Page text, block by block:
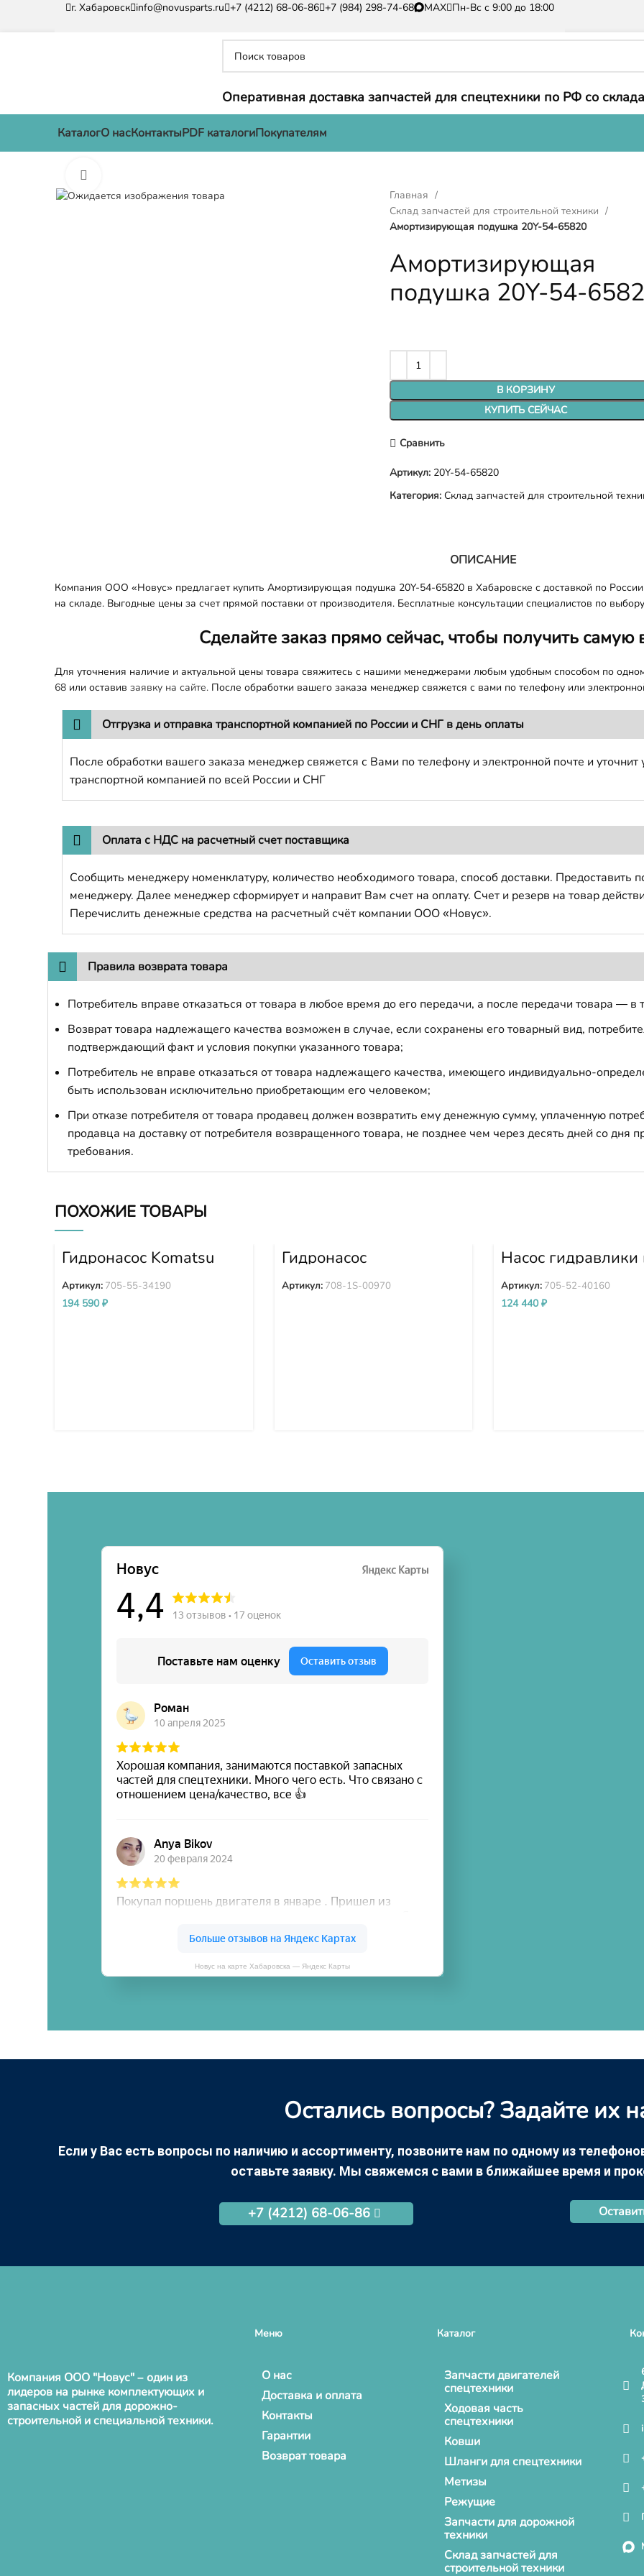
г. Хабаровск info@novusparts.ru +7 (4212) 68-06-86 +7 (984) 298-74-68 MAX Пн-Вс с 9:00 до 18:00
Оперативная доставка запчастей для спецтехники по РФ со
КаталогО насКонтактыPDF каталогиПокупателям
Главная
Склад запчастей для строительной техники
Амортизирующая подушка 20Y-54-65820
Амортизирующая
подушка 20Y-54-
В КОРЗИНУ
КУПИТЬ СЕЙЧАС
Сравнить
Артикул: 20Y-54-65820
Категория: Склад запчастей для строительной
ОПИСАНИЕ
Компания ООО «Новус» предлагает купить Амортизирующая подушка 20Y-54-65820 в Хабаровске с доставкой по
на складе. Выгодные цены за счет прямой поставки от производителя. Бесплатные консультации специалистов по
Сделайте заказ прямо сейчас, чтобы получить
Для уточнения наличие и актуальной цены товара свяжитесь с нашими менеджерами любым удобным способом по
68 или оставив заявку на сайте. После обработки вашего заказа менеджер свяжется с вами по телефону или
Отгрузка и отправка транспортной компанией по России и СНГ в день оплаты
После обработки вашего заказа менеджер свяжется с Вами по телефону и электронной почте и уточнит
транспортной компанией по всей России и СНГ
Оплата с НДС на расчетный счет поставщика
Сообщить менеджеру номенклатуру, количество необходимого товара, способ доставки.
менеджеру. Далее менеджер сформирует и направит Вам счет на оплату. Счет и резерв на товар
Перечислить денежные средства на расчетный счёт компании ООО «Новус».
Правила возврата товара
Потребитель вправе отказаться от товара в любое время до его передачи, а после передачи товара — в
Возврат товара надлежащего качества возможен в случае, если сохранены его товарный вид,
подтверждающий факт и условия покупки указанного товара;
Потребитель не вправе отказаться от товара надлежащего качества, имеющего индивидуально-
быть использован исключительно приобретающим его человеком;
При отказе потребителя от товара продавец должен возвратить ему денежную сумму, уплаченную
продавца на доставку от потребителя возвращенного товара, не позднее чем через десять дней со дня
требования.
ПОХОЖИЕ ТОВАРЫ
Гидронасос Komatsu
WA380-3 705-55-34190
Артикул: 705-55-34190
194 590₽
Гидронасос
вентилятора WA380-6
WA430-6 WA470-6
WA480-6 708-1S-00970
Артикул: 708-1S-00970
Насос гидравлики
сборе D155A-3
5 705-52-40160
Артикул: 705-52-40160
124 440₽
Новус на карте Хабаровска — Яндекс Карты
Остались вопросы? Задайте их
Если у Вас есть вопросы по наличию и ассортименту, позвоните нам по одному из
оставьте заявку. Мы свяжемся с вами в ближайшее время и
+7 (4212) 68-06-86
Компания ООО "Новус" – один из
лидеров на рынке комплектующих и
запасных частей для дорожно-
строительной и специальной техники.
Меню
О нас
Доставка и оплата
Контакты
Гарантии
Возврат товара
Каталог
Запчасти двигателей
спецтехники
Ходовая часть
спецтехники
Ковши
Шланги для спецтехники
Метизы
Режущие
Запчасти для дорожной
техники
Склад запчастей для
строительной техники